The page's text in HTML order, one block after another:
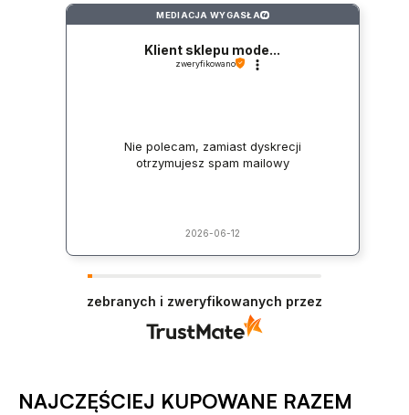
MEDIACJA WYGASŁA ?
Klient sklepu mode...
zweryfikowano
Nie polecam, zamiast dyskrecji
otrzymujesz spam mailowy
2026-06-12
zebranych i zweryfikowanych przez
NAJCZĘŚCIEJ KUPOWANE RAZEM